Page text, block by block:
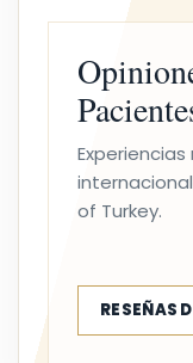
of Turkey.
RESEÑAS